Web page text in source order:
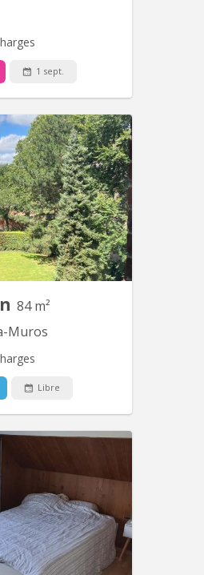
1 sept.
84 m²
Muros
Libre
KM 1893
dans bel appartement
de 84m2 au 2ème
de 4 chambres, 1
équipée, balcon
L'appartement se
du conservatoire et
Parking gratuit environ
pour 4 colocataires...
de 15 m2 dans
située à Nimy. A
des hautes écoles et
ainsi que toutes les
(grandes surfaces,
facile aux transports